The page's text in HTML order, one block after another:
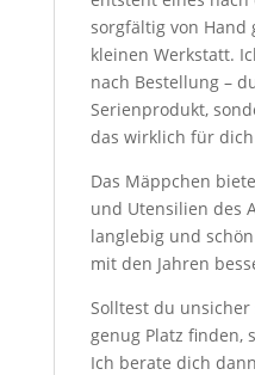
sorgfältig von
kleinen Werkstatt.
nach Bestellung –
Serienprodukt,
das wirklich für
Das Mäppchen
und Utensilien des
langlebig und
mit den Jahren
Solltest du
genug Platz finden,
Ich berate dich